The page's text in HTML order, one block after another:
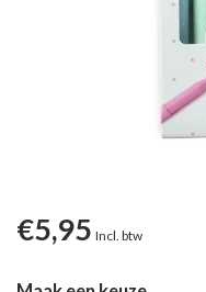
€5,95 Incl. btw